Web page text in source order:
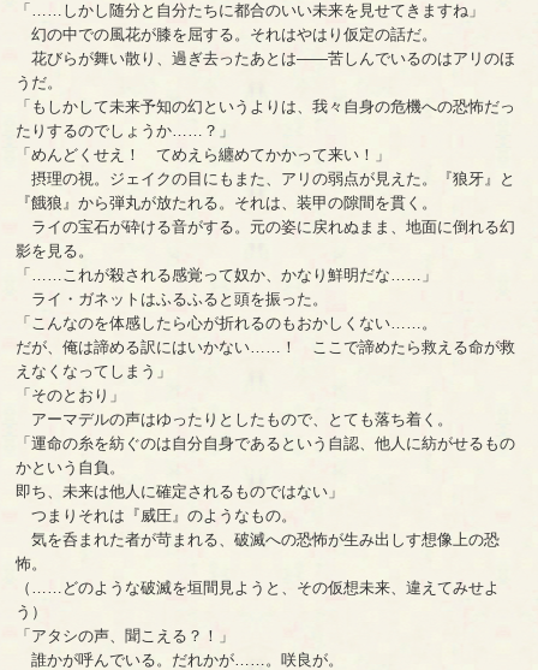
「……しかし随分と自分たちに都合のいい未来を見せてきますね」
幻の中での風花が膝を屈する。それはやはり仮定の話だ。
花びらが舞い散り、過ぎ去ったあとは――苦しんでいるのはアリのほ
うだ。
「もしかして未来予知の幻というよりは、我々自身の危機への恐怖だっ
たりするのでしょうか……？」
「めんどくせえ！ てめえら纏めてかかって来い！」
摂理の視。ジェイクの目にもまた、アリの弱点が見えた。『狼牙』と
『餓狼』から弾丸が放たれる。それは、装甲の隙間を貫く。
ライの宝石が砕ける音がする。元の姿に戻れぬまま、地面に倒れる幻
影を見る。
「……これが殺される感覚って奴か、かなり鮮明だな……」
ライ・ガネットはふるふると頭を振った。
「こんなのを体感したら心が折れるのもおかしくない……。
だが、俺は諦める訳にはいかない……！ ここで諦めたら救える命が救
えなくなってしまう」
「そのとおり」
アーマデルの声はゆったりとしたもので、とても落ち着く。
「運命の糸を紡ぐのは自分自身であるという自認、他人に紡がせるもの
かという自負。
即ち、未来は他人に確定されるものではない」
つまりそれは『威圧』のようなもの。
気を呑まれた者が苛まれる、破滅への恐怖が生み出しす想像上の恐
怖。
（……どのような破滅を垣間見ようと、その仮想未来、違えてみせよ
う）
「アタシの声、聞こえる？！」
誰かが呼んでいる。だれかが……。咲良が。